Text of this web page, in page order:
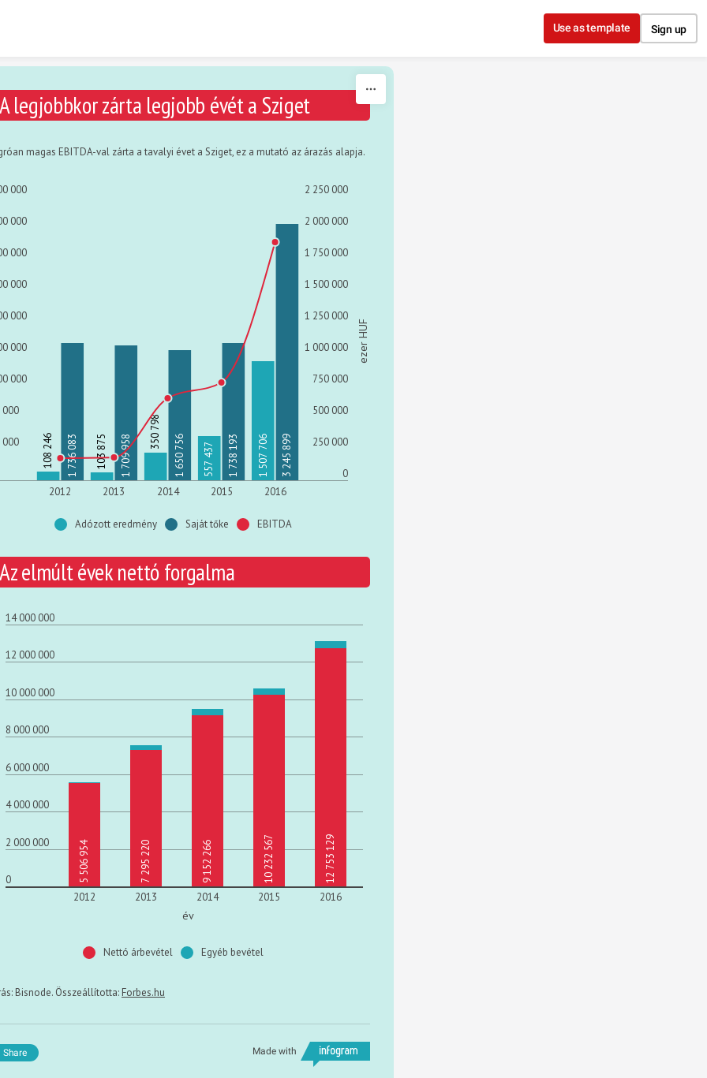
Use as template Sign up
A legjobbkor zárta legjobb évét a Sziget
magas EBITDA-val zárta a tavalyi évet a Sziget, ez a mutató az árazás alapja.
000
000
000
000
000
000
000
000
000
0
250 000
500 000
750 000
1 000 000
1 250 000
1 500 000
1 750 000
2 000 000
2 250 000
2012 2013 2014 2015 2016
108 246 103 875
350 798
557 437 1 507 706
1 736 083 1 709 958 1 650 756 1 738 193 3 245 899
ezer HUF
Adózott eredmény Saját tőke EBITDA
Az elmúlt évek nettó forgalma
14 000 000
12 000 000
10 000 000
8 000 000
6 000 000
4 000 000
2 000 000
0
2012
2013 2014 2015 2016
5 506 954 7 295 220 9 152 266 10 232 567 12 753 129
év
Nettó árbevétel Egyéb bevétel
Bisnode. Összeállította: Forbes.hu
Made with
Share